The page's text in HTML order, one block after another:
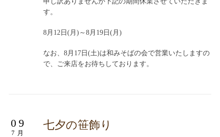
す。
8月12日(月)～8月19日(月)
なお、8月17日(土)は和みそばの会で営業いたしますの
で、ご来店をお待ちしております。
09
7月
七夕の笹飾り